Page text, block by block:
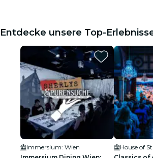
Entdecke unsere Top-
Immersium: Wien